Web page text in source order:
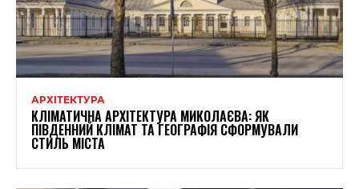
АРХІТЕКТУРА
КЛІМАТИЧНА АРХІТЕКТУРА МИКОЛАЄВА: ЯК
ПІВДЕННИЙ КЛІМАТ ТА ГЕОГРАФІЯ СФОРМУВАЛИ
СТИЛЬ МІСТА